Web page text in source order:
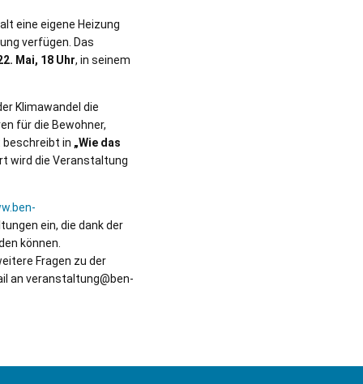
eine eigene Heizung
verfügen. Das
Mai, 18 Uhr, in seinem
Klimawandel die
für die Bewohner,
beschreibt in „Wie das
wird die Veranstaltung
ein, die dank der
können.
Fragen zu der
an veranstaltung@ben-